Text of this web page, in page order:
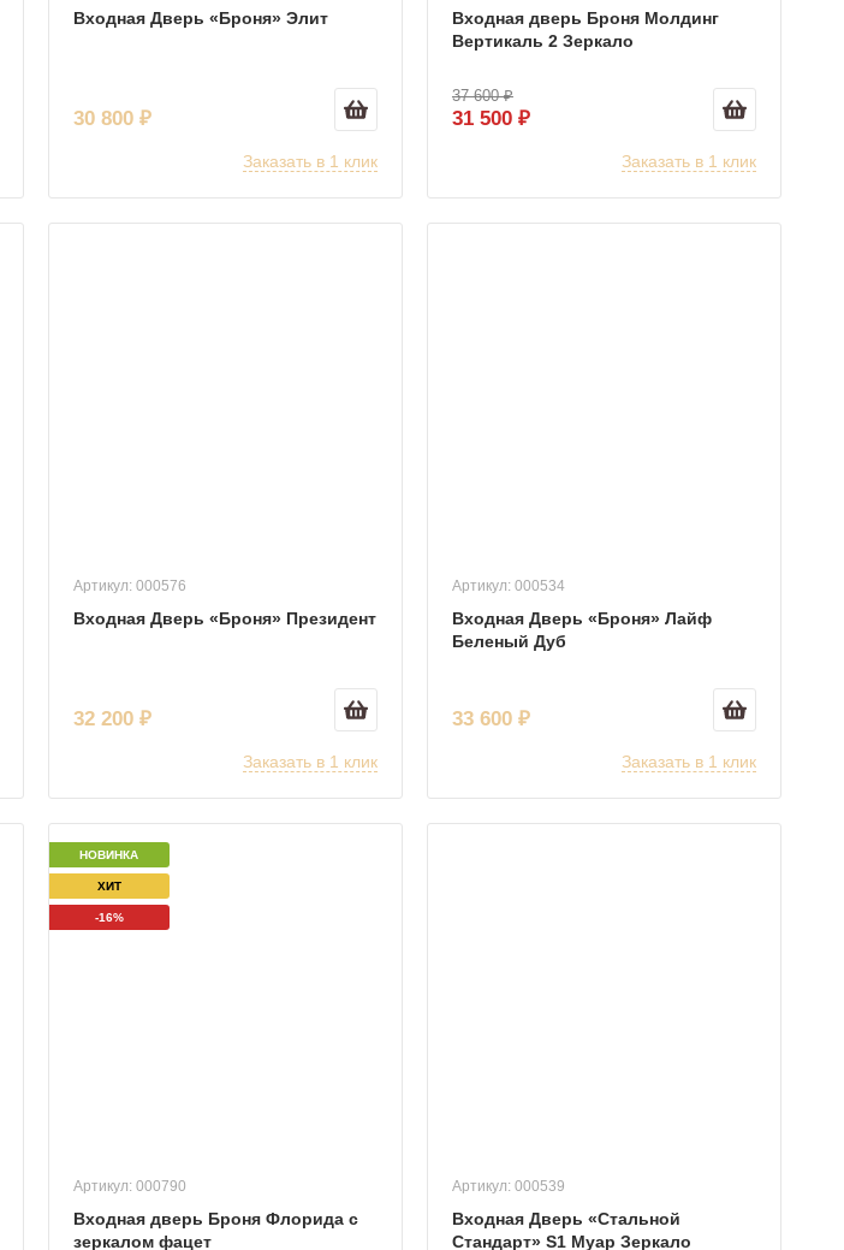
Входная Дверь «Броня» Элит
30 800 ₽
Заказать в 1 клик
Входная дверь Броня Молдинг
Вертикаль 2 Зеркало
37 600 ₽
31 500 ₽
Заказать в 1 клик
Артикул: 000576
Входная Дверь «Броня» Президент
32 200 ₽
Заказать в 1 клик
Артикул: 000534
Входная Дверь «Броня» Лайф
Беленый Дуб
33 600 ₽
Заказать в 1 клик
НОВИНКА
ХИТ
-16%
Артикул: 000790
Входная дверь Броня Флорида с
зеркалом фацет
Артикул: 000539
Входная Дверь «Стальной
Стандарт» S1 Муар Зеркало